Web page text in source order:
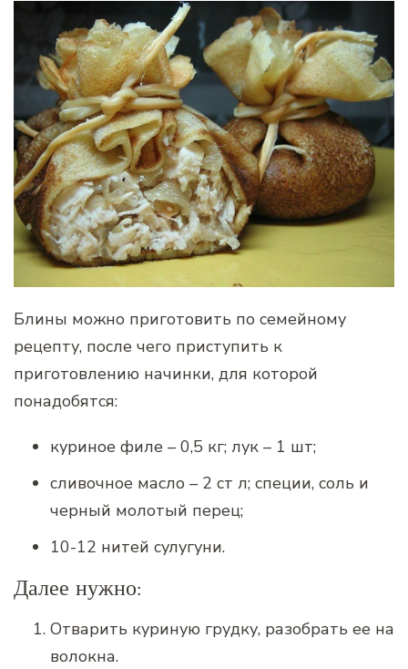
Блины можно приготовить по семейному
рецепту, после чего приступить к
приготовлению начинки, для которой
понадобятся:
куриное филе – 0,5 кг; лук – 1 шт;
сливочное масло – 2 ст л; специи, соль и
черный молотый перец;
10-12 нитей сулугуни.
Далее нужно:
Отварить куриную грудку, разобрать ее на
волокна.